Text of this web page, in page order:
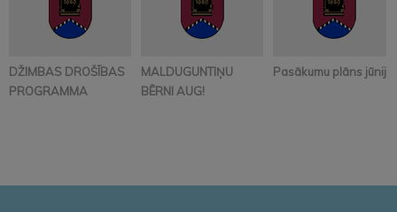
DŽIMBAS DROŠĪBAS
PROGRAMMA
MALDUGUNTIŅU
BĒRNI AUG!
Pasākumu plāns jūnijā